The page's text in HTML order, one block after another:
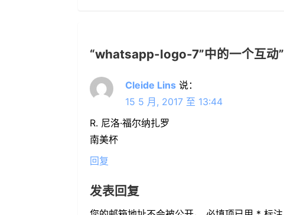
“whatsapp-logo-7”中的一个互动”
Cleide Lins 说：
15 5 月, 2017 至 13:44
R. 尼洛·福尔纳扎罗
南美杯
回复
发表回复